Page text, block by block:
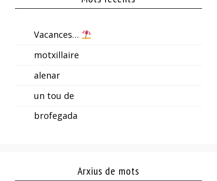
Vacances…
motxillaire
alenar
un tou de
brofegada
Arxius de mots